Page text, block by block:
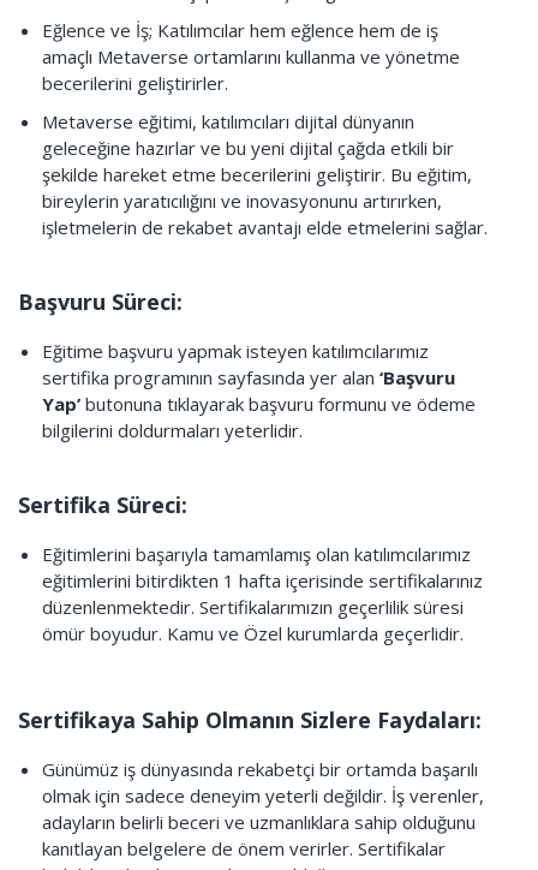
Eğlence ve İş; Katılımcılar hem eğlence hem de iş
amaçlı Metaverse ortamlarını kullanma ve yönetme
becerilerini geliştirirler.
Metaverse eğitimi, katılımcıları dijital dünyanın
geleceğine hazırlar ve bu yeni dijital çağda etkili bir
şekilde hareket etme becerilerini geliştirir. Bu eğitim,
bireylerin yaratıcılığını ve inovasyonunu artırırken,
işletmelerin de rekabet avantajı elde etmelerini sağlar.
Başvuru Süreci:
Eğitime başvuru yapmak isteyen katılımcılarımız
sertifika programının sayfasında yer alan ‘Başvuru
Yap’ butonuna tıklayarak başvuru formunu ve ödeme
bilgilerini doldurmaları yeterlidir.
Sertifika Süreci:
Eğitimlerini başarıyla tamamlamış olan katılımcılarımız
eğitimlerini bitirdikten 1 hafta içerisinde sertifikalarınız
düzenlenmektedir. Sertifikalarımızın geçerlilik süresi
ömür boyudur. Kamu ve Özel kurumlarda geçerlidir.
Sertifikaya Sahip Olmanın Sizlere Faydaları:
Günümüz iş dünyasında rekabetçi bir ortamda başarılı
olmak için sadece deneyim yeterli değildir. İş verenler,
adayların belirli beceri ve uzmanlıklara sahip olduğunu
kanıtlayan belgelere de önem verirler. Sertifikalar